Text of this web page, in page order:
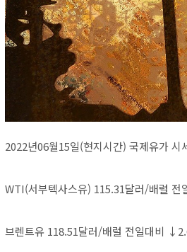
2022년06월15일(현지시간) 국제유가 시
WTI(서부텍사스유) 115.31달러/배럴
브렌트유 118.51달러/배럴 전일대비